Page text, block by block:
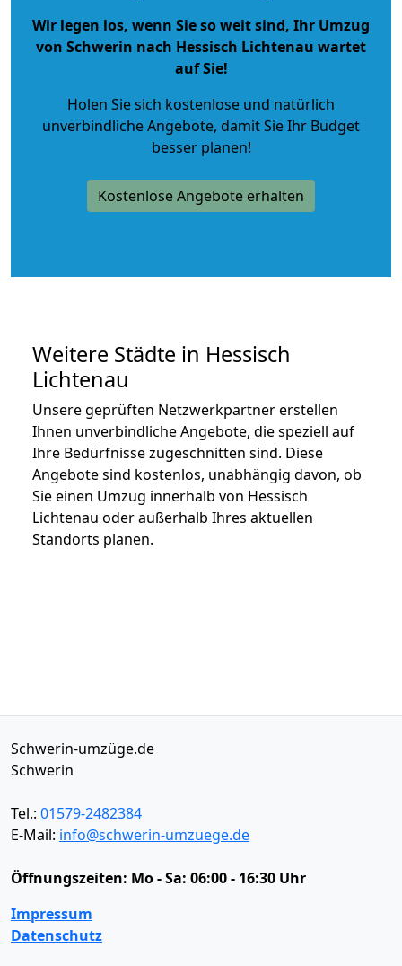
Wir legen los, wenn Sie so weit sind, Ihr Umzug
von Schwerin nach Hessisch Lichtenau wartet
auf Sie!
Holen Sie sich kostenlose und natürlich
unverbindliche Angebote, damit Sie Ihr Budget
besser planen!
Kostenlose Angebote erhalten
Weitere Städte in Hessisch
Lichtenau
Unsere geprüften Netzwerkpartner erstellen
Ihnen unverbindliche Angebote, die speziell auf
Ihre Bedürfnisse zugeschnitten sind. Diese
Angebote sind kostenlos, unabhängig davon, ob
Sie einen Umzug innerhalb von Hessisch
Lichtenau oder außerhalb Ihres aktuellen
Standorts planen.
Schwerin-umzüge.de
Schwerin
Tel.: 01579-2482384
E-Mail: info@schwerin-umzuege.de
Öffnungszeiten: Mo - Sa: 06:00 - 16:30 Uhr
Impressum
Datenschutz